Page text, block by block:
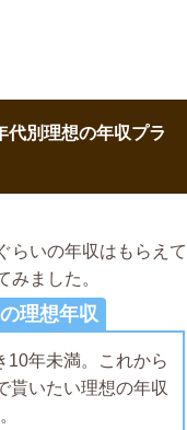
代別理想の年収プラ
らいの年収はもらえて
みました。
理想年収
10年未満。これから
貰いたい理想の年収